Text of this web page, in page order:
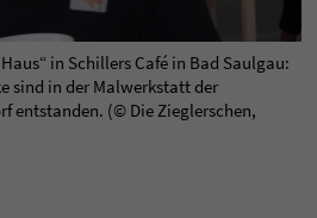
in Schillers Café in Bad Saulgau:
sind in der Malwerkstatt der
entstanden. (© Die Zieglerschen,